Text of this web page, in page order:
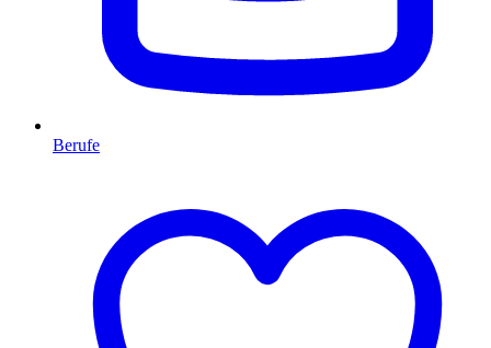
Berufe